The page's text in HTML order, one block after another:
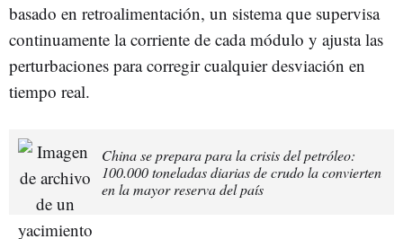
basado en retroalimentación, un sistema que supervisa
continuamente la corriente de cada módulo y ajusta las
perturbaciones para corregir cualquier desviación en
tiempo real.
China se prepara para la crisis del petróleo:
100.000 toneladas diarias de crudo la convierten
en la mayor reserva del país